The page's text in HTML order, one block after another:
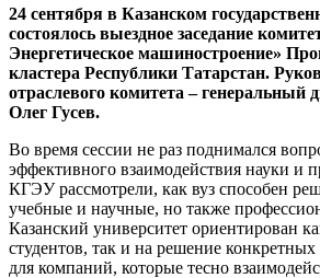
24 сентября в Казанском
состоялось выездное заседание
Энергетическое машиностроение»
кластера Республики Татарстан.
отраслевого комитета – генеральный
Олег Гусев.
Во время сессии не раз поднимался
эффективного взаимодействия науки и
КГЭУ рассмотрели, как вуз способен
учебные и научные, но также
Казанский университет ориентирован
студентов, так и на решение конкретных
для компаний, которые тесно